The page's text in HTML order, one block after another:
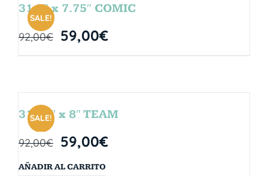
SALE!
31.5″ x 7.75″ COMIC
92,00€ 59,00€
SALE!
31.75″ x 8″ TEAM
92,00€ 59,00€
AÑADIR AL CARRITO